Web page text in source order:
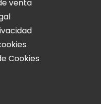
venta
Cookies